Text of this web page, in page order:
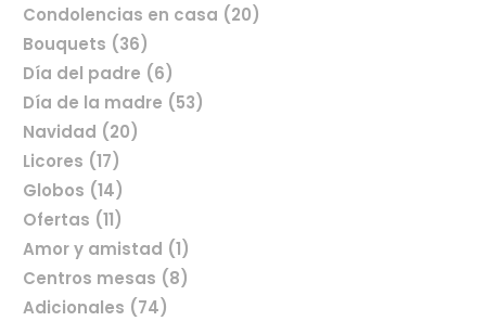
Comprar flores en línea
Condolencias en casa (20)
Bouquets (36)
Día del padre (6)
Día de la madre (53)
Navidad (20)
Licores (17)
Globos (14)
Ofertas (11)
Amor y amistad (1)
Centros mesas (8)
Adicionales (74)